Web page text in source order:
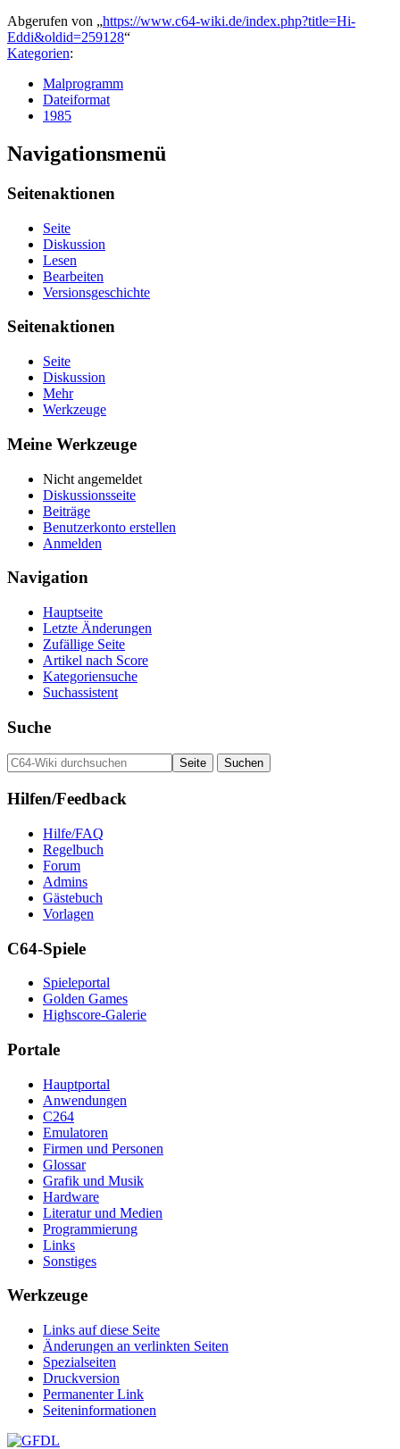
Abgerufen von „https://www.c64-wiki.de/index.php?title=Hi-
Eddi&oldid=259128“
Kategorien:
Malprogramm
Dateiformat
1985
Navigationsmenü
Seitenaktionen
Seite
Diskussion
Lesen
Bearbeiten
Versionsgeschichte
Seitenaktionen
Seite
Diskussion
Mehr
Werkzeuge
Meine Werkzeuge
Nicht angemeldet
Diskussionsseite
Beiträge
Benutzerkonto erstellen
Anmelden
Navigation
Hauptseite
Letzte Änderungen
Zufällige Seite
Artikel nach Score
Kategoriensuche
Suchassistent
Suche
Hilfen/Feedback
Hilfe/FAQ
Regelbuch
Forum
Admins
Gästebuch
Vorlagen
C64-Spiele
Spieleportal
Golden Games
Highscore-Galerie
Portale
Hauptportal
Anwendungen
C264
Emulatoren
Firmen und Personen
Glossar
Grafik und Musik
Hardware
Literatur und Medien
Programmierung
Links
Sonstiges
Werkzeuge
Links auf diese Seite
Änderungen an verlinkten Seiten
Spezialseiten
Druckversion
Permanenter Link
Seiten­­informationen